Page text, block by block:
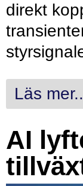
direkt
Läs
AI